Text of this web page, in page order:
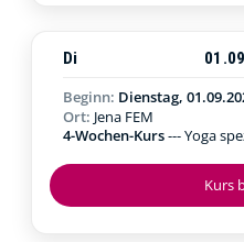
Kurs
Di
Beginn: Dienstag,
Ort: Jena FEM
4-Wochen-Kurs--- Yoga